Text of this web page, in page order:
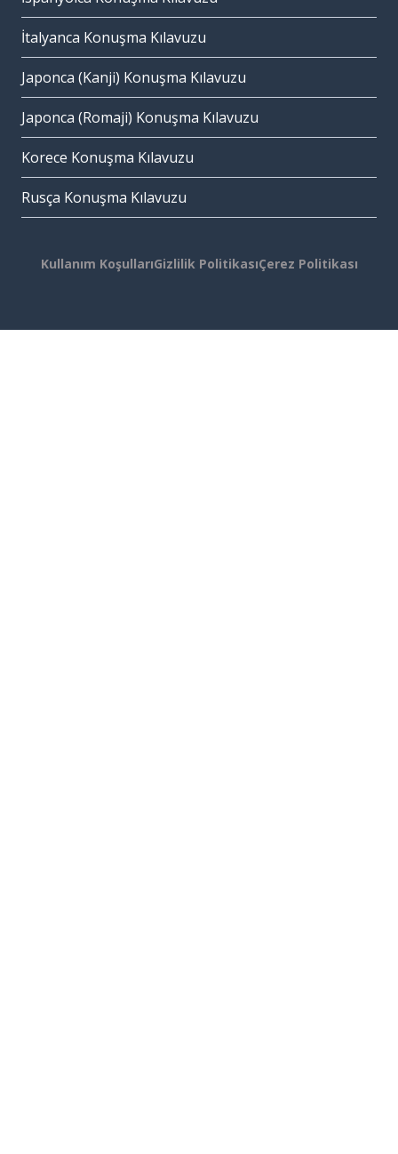
İtalyanca Konuşma Kılavuzu
Japonca (Kanji) Konuşma Kılavuzu
Japonca (Romaji) Konuşma Kılavuzu
Korece Konuşma Kılavuzu
Rusça Konuşma Kılavuzu
Kullanım KoşullarıGizlilik PolitikasıÇerez Politikası